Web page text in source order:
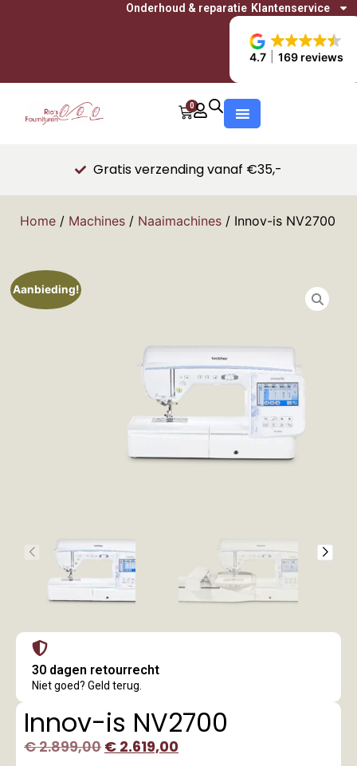
4.7 169 reviews
Onderhoud & reparatie Klantenservice
0
Gratis verzending vanaf €35,-
Home / Machines / Naaimachines / Innov-is NV2700
Aanbieding!
30 dagen retourrecht
Niet goed? Geld terug.
Innov-is NV2700
€2.899,00 € 2.619,00